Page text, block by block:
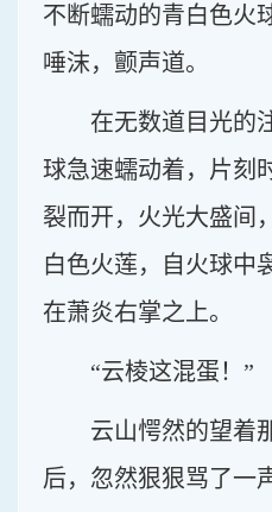
不断蠕动的青白色火
唾沫，颤声道。
在无数道目光的
球急速蠕动着，片刻
裂而开，火光大盛间
白色火莲，自火球中
在萧炎右掌之上。
“云棱这混蛋！”
云山愕然的望着
后，忽然狠狠骂了一